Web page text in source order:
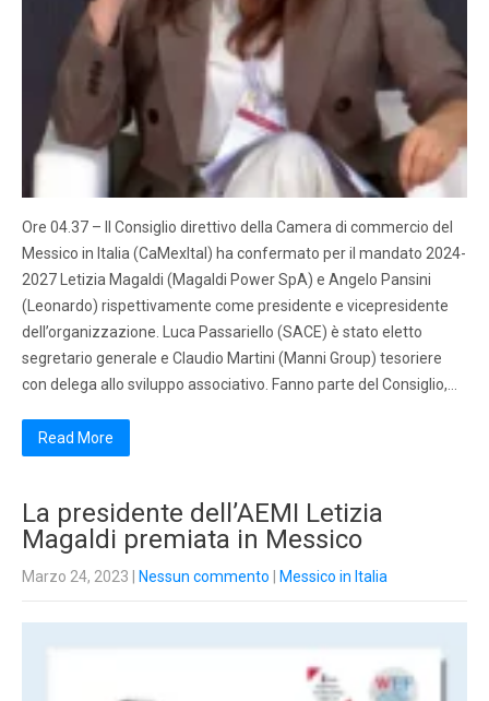
Ore 04.37 – Il Consiglio direttivo della Camera di commercio del
Messico in Italia (CaMexItal) ha confermato per il mandato 2024-
2027 Letizia Magaldi (Magaldi Power SpA) e Angelo Pansini
(Leonardo) rispettivamente come presidente e vicepresidente
dell’organizzazione. Luca Passariello (SACE) è stato eletto
segretario generale e Claudio Martini (Manni Group) tesoriere
con delega allo sviluppo associativo. Fanno parte del Consiglio,…
Read More
La presidente dell’AEMI Letizia
Magaldi premiata in Messico
Marzo 24, 2023 Nessun commento Messico in Italia